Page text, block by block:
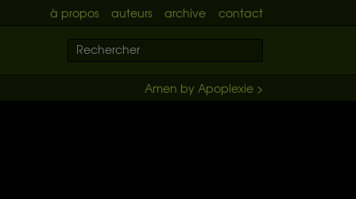
à propos auteurs archive contact
Amen by Apoplexie >